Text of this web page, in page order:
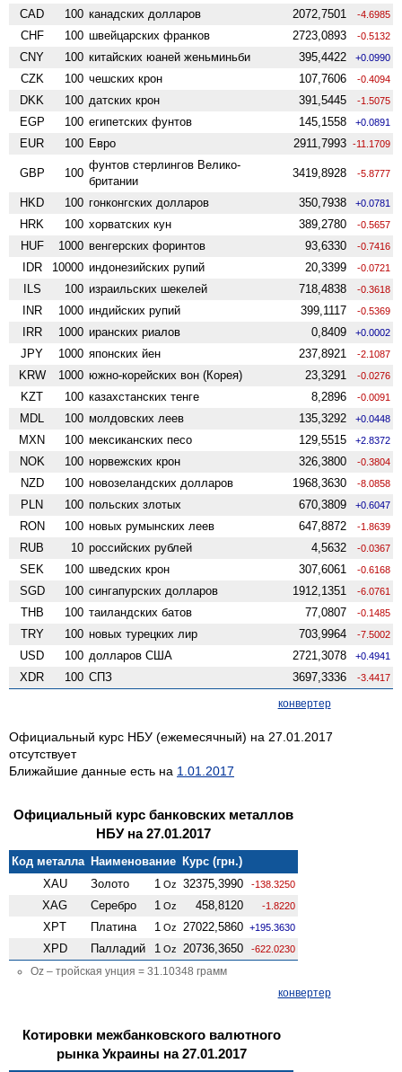
CAD 100 канадских долларов 2072,7501 -4.6985
CHF 100 швейцарских франков 2723,0893 -0.5132
CNY 100 китайских юаней женьминьби 395,4422 +0.0990
CZK 100 чешских крон 107,7606 -0.4094
DKK 100 датских крон 391,5445 -1.5075
EGP 100 египетских фунтов 145,1558 +0.0891
EUR 100 Евро 2911,7993 -11.1709
GBP 100
фунтов стерлингов Велико­
британии
3419,8928 -5.8777
HKD 100 гонконгских долларов 350,7938 +0.0781
HRK 100 хорватских кун 389,2780 -0.5657
HUF 1000 венгерских форинтов 93,6330 -0.7416
IDR 10000 индонезийских рупий 20,3399 -0.0721
ILS 100 израильских шекелей 718,4838 -0.3618
INR 1000 индийских рупий 399,1117 -0.5369
IRR 1000 иранских риалов 0,8409 +0.0002
JPY 1000 японских йен 237,8921 -2.1087
KRW 1000 южно-корейских вон (Корея) 23,3291 -0.0276
KZT 100 казахстанских тенге 8,2896 -0.0091
MDL 100 молдовских леев 135,3292 +0.0448
MXN 100 мексиканских песо 129,5515 +2.8372
NOK 100 норвежских крон 326,3800 -0.3804
NZD 100 ново­зеландских долларов 1968,3630 -8.0858
PLN 100 польских злотых 670,3809 +0.6047
RON 100 новых румынских леев 647,8872 -1.8639
RUB 10 российских рублей 4,5632 -0.0367
SEK 100 шведских крон 307,6061 -0.6168
SGD 100 сингапурских долларов 1912,1351 -6.0761
THB 100 таиландских батов 77,0807 -0.1485
TRY 100 новых турецких лир 703,9964 -7.5002
USD 100 долларов США 2721,3078 +0.4941
XDR 100 СПЗ 3697,3336 -3.4417
конвертер
Официальный курс НБУ (ежемесячный) на 27.01.2017
отсутствует
Ближайшие данные есть на 1.01.2017
Официальный курс банковских металлов
НБУ на 27.01.2017
Код металла Наименование Курс (грн.)
XAU
Золото 1 Oz 32375,3990 -138.3250
XAG Серебро 1 Oz 458,8120 -1.8220
XPT Платина 1 Oz 27022,5860 +195.3630
XPD Палладий 1 Oz 20736,3650 -622.0230
Oz – тройская унция = 31.10348 грамм
конвертер
Котировки межбанковского валютного
рынка Украины на 27.01.2017